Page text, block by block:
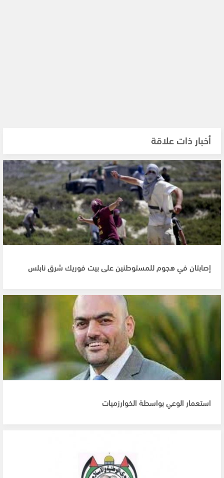
أخبار ذات علاقة
إصابتان في هجوم للمستوطنين على بيت فوريك شرق نابلس
استعمار الوعي بواسطة الخوارزميات